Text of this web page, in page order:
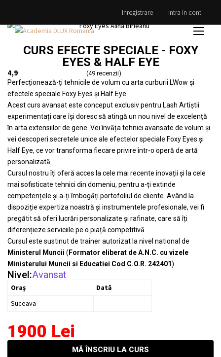
Inregistrare Intra in cont
CURS EFECTE SPECIALE - FOXY
EYES & HALF EYE
4,9
Perfecționează-ți tehnicile de volum cu arta curburii LWow și
efectele speciale Foxy Eyes și Half Eye
Acest curs avansat este conceput exclusiv pentru Lash Artiștii
experimentați care își doresc să atingă un nou nivel de excelență
în arta extensiilor de gene. Vei învăța tehnici avansate de volum și
vei descoperi secretele unice ale efectelor speciale Foxy Eyes și
Half Eye, ce vor transforma fiecare privire într-o operă de artă
personalizată.
Cursul nostru îți oferă acces la cele mai recente inovații și la cele
mai sofisticate tehnici din domeniu, pentru a-ți extinde
competențele și a-ți îmbogăți portofoliul de cliente. Având la
dispoziție expertiza noastră și instrumentele profesionale, vei fi
pregătit să oferi lucrări personalizate și rafinate, care să îți
diferențieze serviciile pe o piață competitivă.
Cursul este sustinut de trainer autorizat la nivel national de
Ministerul Muncii ( Formator eliberat de A.N.C. cu vizele
Ministerului Muncii si Educatiei Cod C.O.R. 242401).
(49 recenzii)
Nivel:Avansat
Oraș
Dată
Suceava
-
1900 Lei
MĂ ÎNSCRIU LA CURS